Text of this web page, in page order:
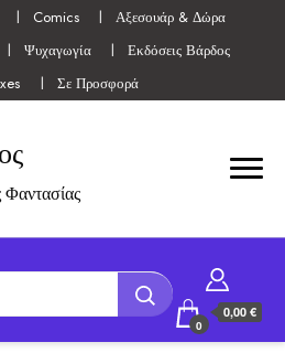
Comics
Αξεσουάρ & Δώρα
Ψυχαγωγία
Εκδόσεις Βάρδος
Σε Προσφορά
0
0,00 €